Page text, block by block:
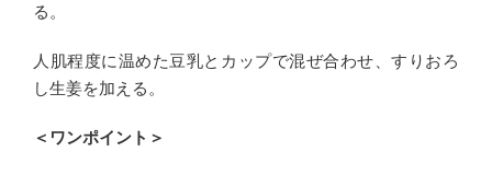
る。
人肌程度に温めた豆乳とカップで混ぜ合わせ、すりおろ
し生姜を加える。
＜ワンポイント＞